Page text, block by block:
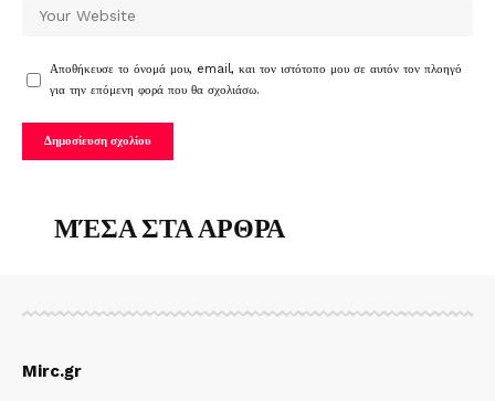
Αποθήκευσε το όνομά μου, email, και τον ιστότοπο μου σε αυτόν τον πλοηγό
για την επόμενη φορά που θα σχολιάσω.
ΜΈΣΑ ΣΤΑ ΑΡΘΡΑ
Mirc.gr